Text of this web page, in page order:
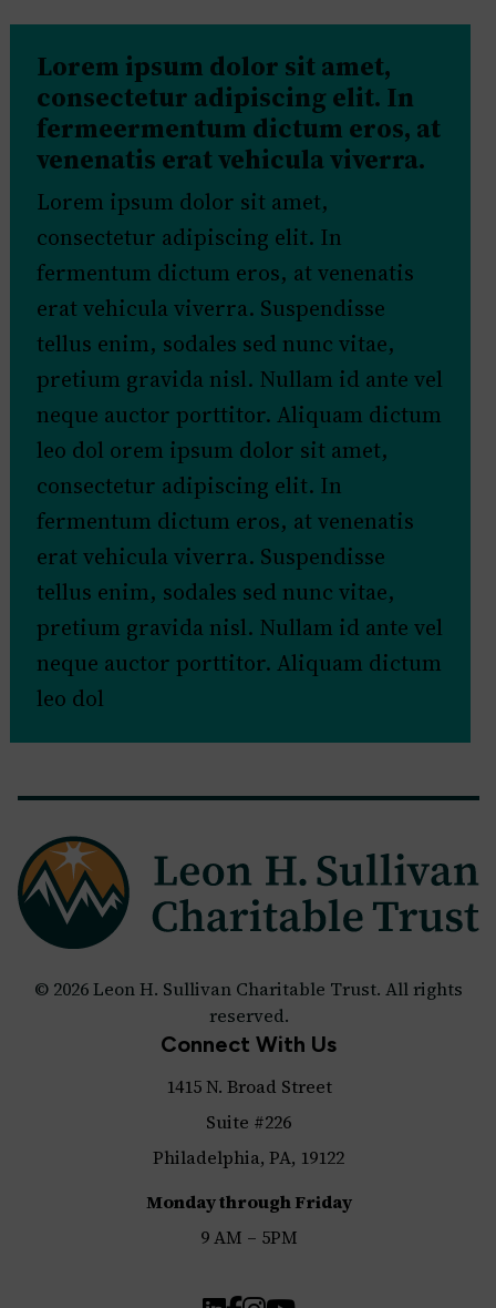
Lorem ipsum dolor sit amet,
consectetur adipiscing elit. In
fermeermentum dictum eros, at
venenatis erat vehicula viverra.
Lorem ipsum dolor sit amet,
consectetur adipiscing elit. In
fermentum dictum eros, at venenatis
erat vehicula viverra. Suspendisse
tellus enim, sodales sed nunc vitae,
pretium gravida nisl. Nullam id ante vel
neque auctor porttitor. Aliquam dictum
leo dol orem ipsum dolor sit amet,
consectetur adipiscing elit. In
fermentum dictum eros, at venenatis
erat vehicula viverra. Suspendisse
tellus enim, sodales sed nunc vitae,
pretium gravida nisl. Nullam id ante vel
neque auctor porttitor. Aliquam dictum
leo dol
© 2026 Leon H. Sullivan Charitable Trust. All rights
reserved.
Connect With Us
1415 N. Broad Street
Suite #226
Philadelphia, PA, 19122
Monday through Friday
9 AM – 5PM